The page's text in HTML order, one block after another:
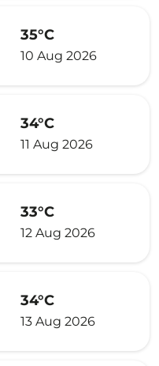
35°C
10 Aug 2026
34°C
11 Aug 2026
33°C
12 Aug 2026
34°C
13 Aug 2026